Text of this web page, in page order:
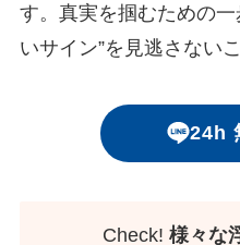
す。真実を掴むための
いサイン”を見逃さない
24h
Check!様々な